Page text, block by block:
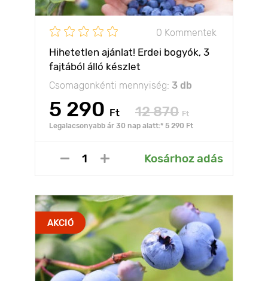
0 Kommentek
Hihetetlen ajánlat! Erdei bogyók, 3
fajtából álló készlet
Csomagonkénti mennyiség: 3 db
5 290 Ft 12 870 Ft
Legalacsonyabb ár 30 nap alatt:* 5 290 Ft
Kosárhoz adás
AKCIÓ